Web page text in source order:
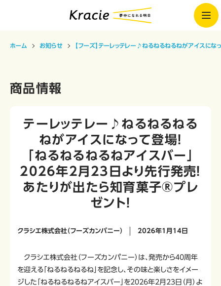
ホーム お知らせ 【フーズ】テーレッテレー♪ねるねるねるねがアイスに
商品情報
テーレッテレー♪ねるねるねる
ねがアイスになって登場！
「ねるねるねるねアイスバー」
2026年2月23日より先行発売！
あたりが出たら知育菓子®プレ
ゼント！
クラシエ株式会社（フーズカンパニー） 2026年1月14日
クラシエ株式会社（フーズカンパニー）は、発売から40周年
を迎える「ねるねるねるね」を記念し、その味と楽しさをイメー
ジした「ねるねるねるねアイスバー」を2026年2月23日（月）よ